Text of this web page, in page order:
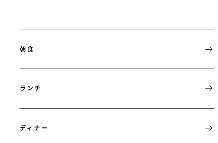
朝食
ランチ
ディナー